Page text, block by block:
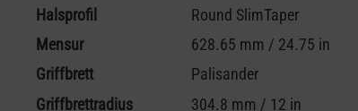
Halsprofil
Round SlimTaper
Mensur
628.65 mm / 24.75 in
Griffbrett
Palisander
Griffbrettradius
304.8 mm / 12 in